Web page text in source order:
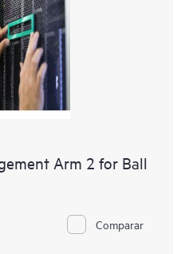
Arm 2 for Ball
Comparar